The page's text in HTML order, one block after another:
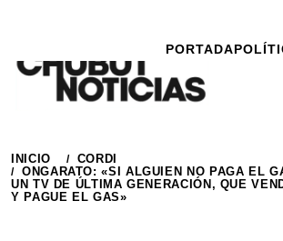
contenido
PORTADA
INICIO
CORDI
ONGARATO: «SI ALGUIEN NO PAGA EL
UN TV DE ÚLTIMA GENERACIÓN, QUE
Y PAGUE EL GAS»